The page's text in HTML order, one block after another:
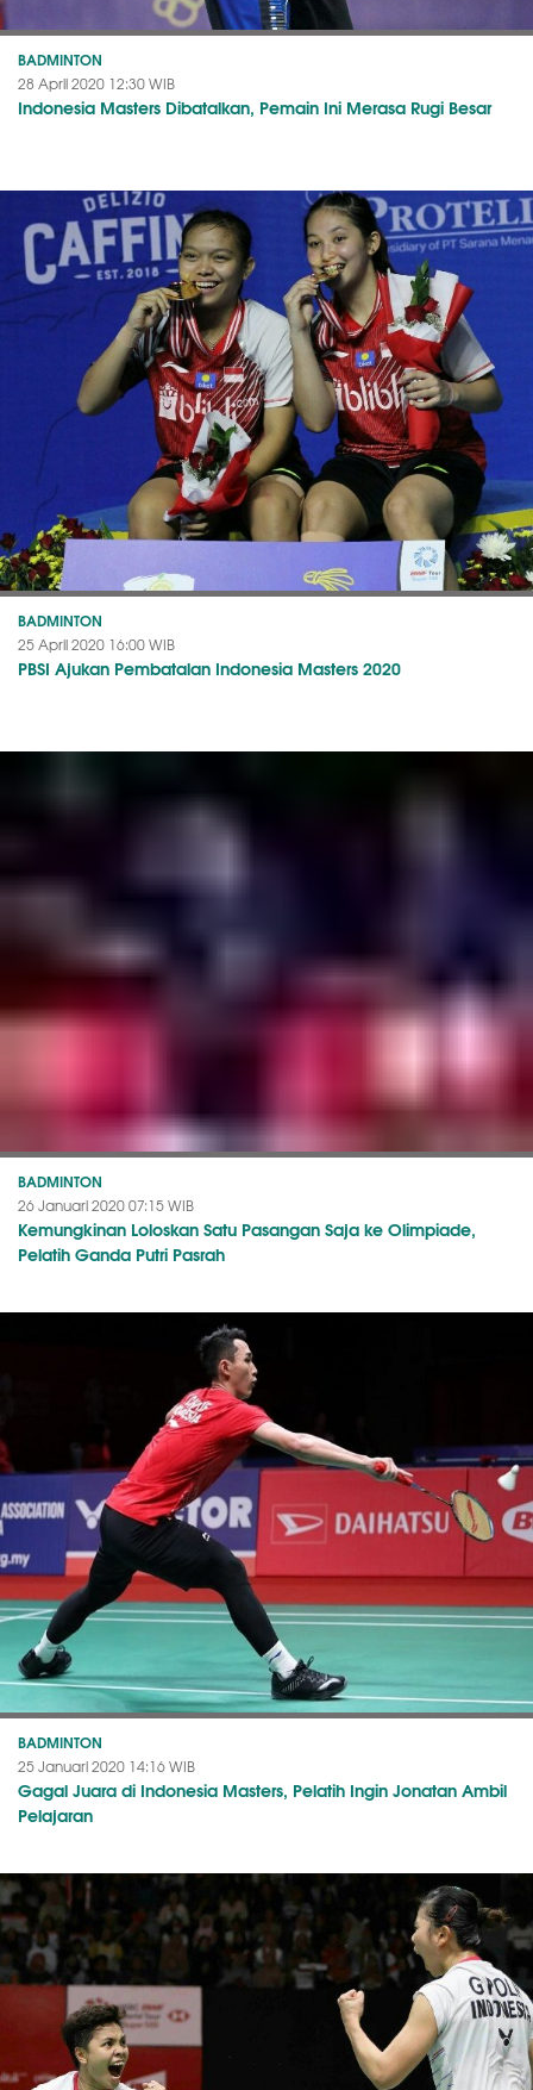
BADMINTON
28 April 2020 12:30 WIB
Indonesia Masters Dibatalkan, Pemain Ini Merasa Rugi Besar
BADMINTON
25 April 2020 16:00 WIB
PBSI Ajukan Pembatalan Indonesia Masters 2020
BADMINTON
26 Januari 2020 07:15 WIB
Kemungkinan Loloskan Satu Pasangan Saja ke Olimpiade,
Pelatih Ganda Putri Pasrah
BADMINTON
25 Januari 2020 14:16 WIB
Gagal Juara di Indonesia Masters, Pelatih Ingin Jonatan Ambil
Pelajaran